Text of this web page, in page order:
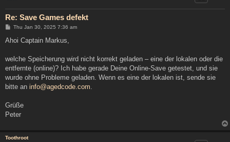
Re: Save Games defekt
P
s
Thu Jan 30, 2025 7:36 am
Ahoi Captain Markus,
welche Speicherung wird nicht korrekt geladen – eine der lokalen oder die
entfernte (online)? Ich habe gerade Deine Online-Save getestet, und sie
wurde ohne Probleme geladen. Wenn es eine der lokalen ist, sende sie
bitte an info@agedcode.com.
Grüße
Peter
Toothroot